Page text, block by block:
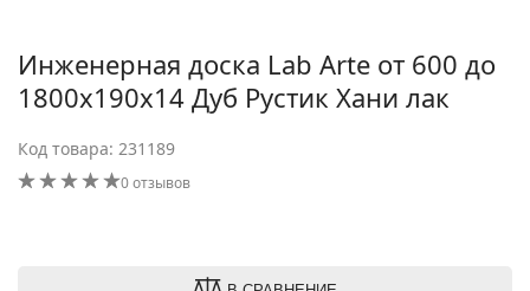
Инженерная доска Lab Arte от 600 до
1800х190х14 Дуб Рустик Хани лак
Код товара: 231189
0 отзывов